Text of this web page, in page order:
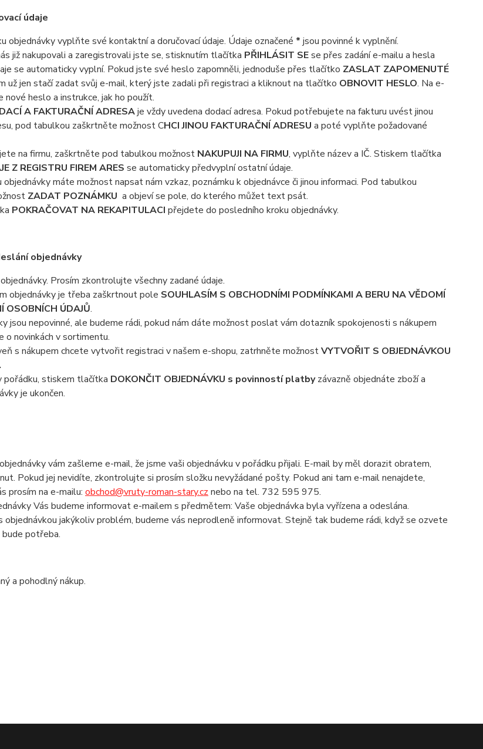
údaje
objednávky vyplňte své kontaktní a doručovací údaje. Údaje označené * jsou povinné k vyplnění.
již nakupovali a zaregistrovali jste se, stisknutím tlačítka PŘIHLÁSIT SEse přes zadání e-mailu a hesla
se automaticky vyplní. Pokud jste své heslo zapomněli, jednoduše přes tlačítko ZASLAT ZAPOMENUTÉ
už jen stačí zadat svůj e-mail, který jste zadali při registraci a kliknout na tlačítko OBNOVIT HESLO. Na e-
nové heslo a instrukce, jak ho použít.
A FAKTURAČNÍ ADRESAje vždy uvedena dodací adresa. Pokud potřebujete na fakturu uvést jinou
pod tabulkou zaškrtněte možnost CHCI JINOU FAKTURAČNÍ ADRESU a poté vyplňte požadované
na firmu, zaškrtněte pod tabulkou možnost NAKUPUJI NA FIRMU, vyplňte název a IČ. Stiskem tlačítka
Z REGISTRU FIREM ARES se automaticky předvyplní ostatní údaje.
máte možnost napsat nám vzkaz, poznámku k objednávce či jinou informaci. Pod tabulkou
ZADAT POZNÁMKU a objeví se pole, do kterého můžet text psát.
POKRAČOVAT NA REKAPITULACI přejdete do posledního kroku objednávky.
objednávky
Prosím zkontrolujte všechny zadané údaje.
objednávky je třeba zaškrtnout pole SOUHLASÍM S OBCHODNÍMI PODMÍNKAMI A BERU NA VĚDOMÍ
OSOBNÍCH ÚDAJŮ.
jsou nepovinné, ale budeme rádi, pokud nám dáte možnost poslat vám dotazník spokojenosti s nákupem
o novinkách v sortimentu.
s nákupem chcete vytvořit registraci v našem e-shopu, zatrhněte možnostVYTVOŘIT S OBJEDNÁVKOU
pořádku, stiskem tlačítka DOKONČIT OBJEDNÁVKU s povinností platbyzávazně objednáte zboží a
je ukončen.
vám zašleme e-mail, že jsme vaši objednávku v pořádku přijali. E-mail by měl dorazit obratem,
Pokud jej nevidíte, zkontrolujte si prosím složku nevyžádané pošty. Pokud ani tam e-mail nenajdete,
prosím na e-mailu: obchod@vruty-roman-stary.cz nebo na tel. 732 595 975.
Vás budeme informovat e-mailem s předmětem: Vaše objednávka byla vyřízena a odeslána.
objednávkou jakýkoliv problém, budeme vás neprodleně informovat. Stejně tak budeme rádi, když se ozvete
bude potřeba.
a pohodlný nákup.